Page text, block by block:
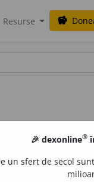
Resurse savings
🎉 dexonline®
un sfert de secol